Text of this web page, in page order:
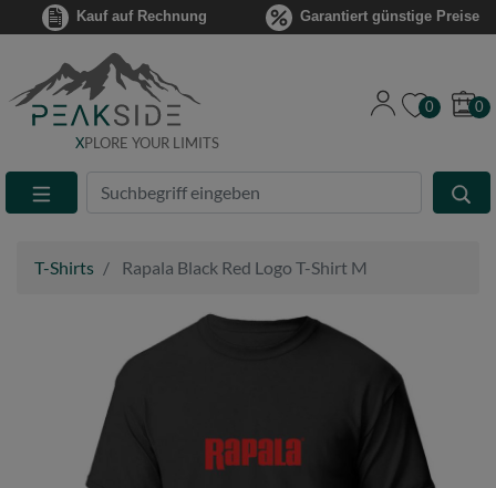
Kauf auf Rechnung Garantiert günstige Preise
XPLORE YOUR LIMITS
Suche
Eingabefeld
0 0
T-Shirts Rapala Black Red Logo T-Shirt M